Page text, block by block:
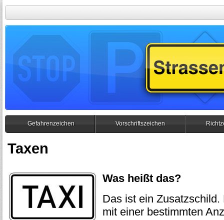
Gefahrenzeichen Vorschriftszeichen
Taxen
Was heißt das?
Das ist ein Zusatzschild.
mit einer bestimmten